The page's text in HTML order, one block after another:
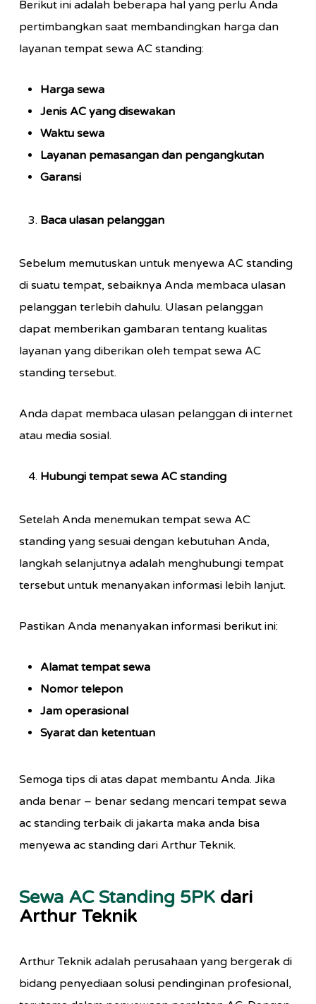
Berikut ini adalah beberapa hal yang perlu Anda
pertimbangkan saat membandingkan harga dan
layanan tempat sewa AC standing:
Harga sewa
Jenis AC yang disewakan
Waktu sewa
Layanan pemasangan dan pengangkutan
Garansi
Baca ulasan pelanggan
Sebelum memutuskan untuk menyewa AC standing
di suatu tempat, sebaiknya Anda membaca ulasan
pelanggan terlebih dahulu. Ulasan pelanggan
dapat memberikan gambaran tentang kualitas
layanan yang diberikan oleh tempat sewa AC
standing tersebut.
Anda dapat membaca ulasan pelanggan di internet
atau media sosial.
Hubungi tempat sewa AC standing
Setelah Anda menemukan tempat sewa AC
standing yang sesuai dengan kebutuhan Anda,
langkah selanjutnya adalah menghubungi tempat
tersebut untuk menanyakan informasi lebih lanjut.
Pastikan Anda menanyakan informasi berikut ini:
Alamat tempat sewa
Nomor telepon
Jam operasional
Syarat dan ketentuan
Semoga tips di atas dapat membantu Anda. Jika
anda benar – benar sedang mencari tempat sewa
ac standing terbaik di jakarta maka anda bisa
menyewa ac standing dari Arthur Teknik.
Sewa AC Standing 5PKdari
Arthur Teknik
Arthur Teknik adalah perusahaan yang bergerak di
bidang penyediaan solusi pendinginan profesional,